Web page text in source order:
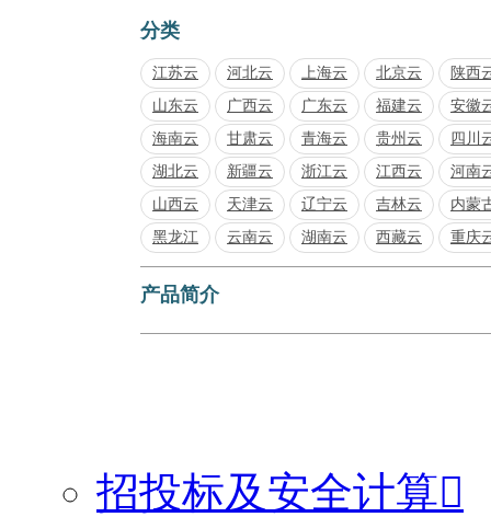
分类
江苏云 河北云 上海云 北京云
陕西
山东云
广西云 广东云 福建云
安徽
海南云
甘肃云 青海云 贵州云
四川
湖北云
新疆云 浙江云 江西云
河南
山西云
天津云 辽宁云 吉林云
内蒙
黑龙江
云南云 湖南云 西藏云 重庆
产品简介
招投标及安全计算